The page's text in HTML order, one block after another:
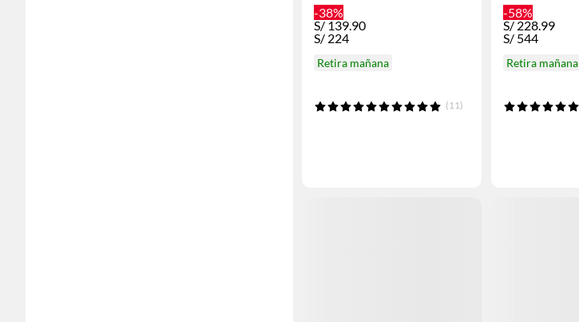
-38%
S/139.90
S/ 224
Retira mañana
(11)
-58%
S/228.99
S/ 544
Retira mañana